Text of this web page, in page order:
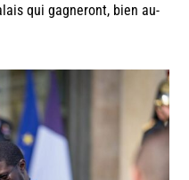
qui gagneront, bien au-